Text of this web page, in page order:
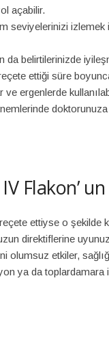
açabilir.
seviyelerinizi izlemek
da belirtilerinizde
ettiği süre
ergenlerde
doktorunuza
Flakon’
ettiyse o şekilde
direktiflerine
olumsuz etkiler,
ya da toplardamara